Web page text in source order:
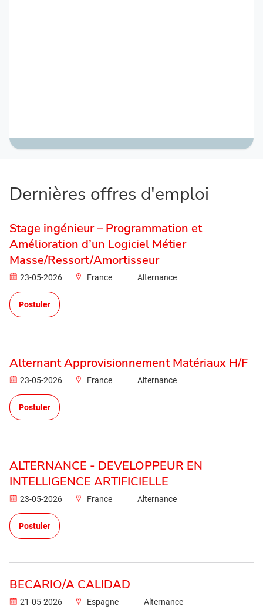
Dernières offres d'emploi
Stage ingénieur – Programmation et
Amélioration d’un Logiciel Métier
Masse/Ressort/Amortisseur
23-05-2026 France Alternance
Postuler
Alternant Approvisionnement Matériaux H/F
23-05-2026 France Alternance
Postuler
ALTERNANCE - DEVELOPPEUR EN
INTELLIGENCE ARTIFICIELLE
23-05-2026 France Alternance
Postuler
BECARIO/A CALIDAD
21-05-2026 Espagne Alternance